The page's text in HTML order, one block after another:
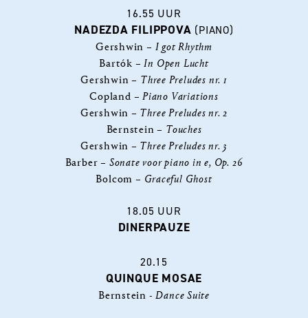
16.55 UUR
NADEZDA FILIPPOVA (PIANO)
Gershwin – I got Rhythm
Bartók –In Open Lucht
Gershwin – Three Preludes nr. 1
Copland –Piano Variations
Gershwin – Three Preludes nr. 2
Bernstein – Touches
Gershwin – Three Preludes nr. 3
Barber – Sonate voor piano in e, Op. 26
Bolcom – Graceful Ghost
18.05 UUR
DINERPAUZE
20.15
QUINQUE MOSAE
Bernstein -Dance Suite